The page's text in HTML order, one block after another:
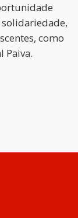
como
Paiva.